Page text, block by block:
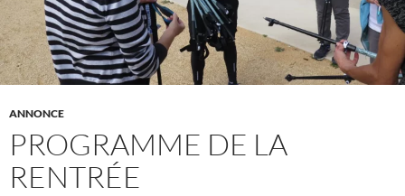
ANNONCE
PROGRAMME DE LA
RENTRÉE